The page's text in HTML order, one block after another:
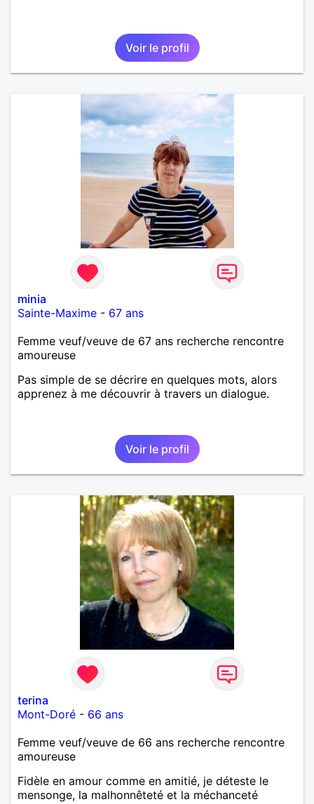
Voir le profil
minia
Sainte-Maxime - 67 ans
Femme veuf/veuve de 67 ans recherche rencontre
amoureuse
Pas simple de se décrire en quelques mots, alors
apprenez à me découvrir à travers un dialogue.
Voir le profil
terina
Mont-Doré - 66 ans
Femme veuf/veuve de 66 ans recherche rencontre
amoureuse
Fidèle en amour comme en amitié, je déteste le
mensonge, la malhonnêteté et la méchanceté